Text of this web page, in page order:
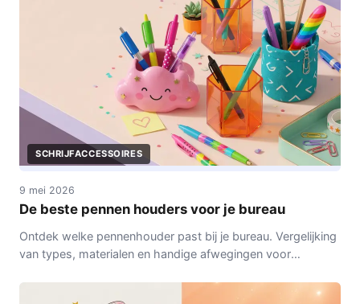
SCHRIJFACCESSOIRES
9 mei 2026
De beste pennen houders voor je bureau
Ontdek welke pennenhouder past bij je bureau. Vergelijking
van types, materialen en handige afwegingen voor